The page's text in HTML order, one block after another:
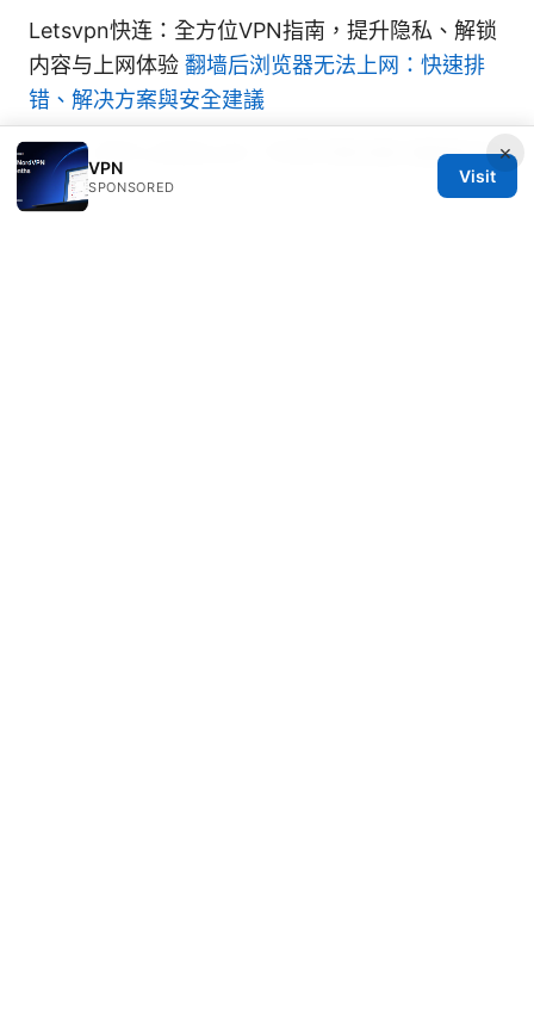
Letsvpn快连：全方位VPN指南，提升隐私、解锁
内容与上网体验 翻墙后浏览器无法上网：快速排
错、解决方案與安全建議
Vpn ⭐ 连不上网怎么办？手把手教你解决翻墙后无
法
×
VPN
SPONSORED
Visit